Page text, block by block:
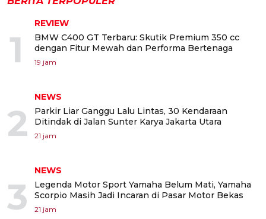
1
REVIEW
BMW C400 GT Terbaru: Skutik Premium 350 cc
dengan Fitur Mewah dan Performa Bertenaga
19 jam
2
NEWS
Parkir Liar Ganggu Lalu Lintas, 30 Kendaraan
Ditindak di Jalan Sunter Karya Jakarta Utara
21 jam
3
NEWS
Legenda Motor Sport Yamaha Belum Mati, Yamaha
Scorpio Masih Jadi Incaran di Pasar Motor Bekas
21 jam